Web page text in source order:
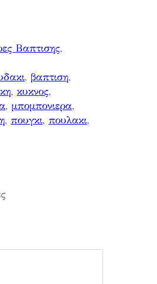
Βαπτισης
, βαπτιση
, κυκνος
, μπομπονιερα
, πουγκι, πουλακι